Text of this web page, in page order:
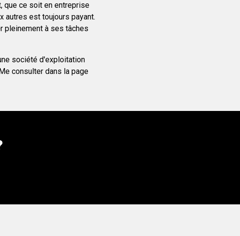
que ce soit en entreprise
autres est toujours payant.
pleinement à ses tâches
société d'exploitation
consulter dans la page